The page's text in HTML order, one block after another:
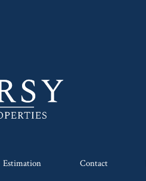
Estimation Contact